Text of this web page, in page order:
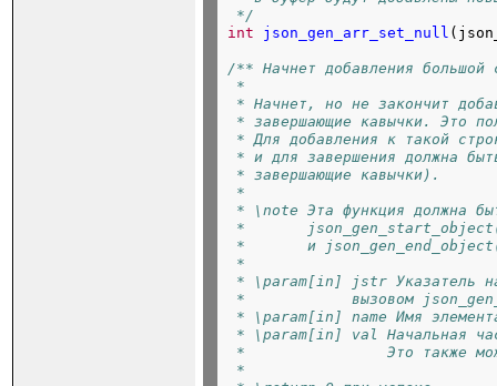
*/
int
json_gen_arr_set_null
/** Начнет добавления большой
*
* Начнет, но не закончит
* завершающие кавычки. Это
* Для добавления к такой
* и для завершения должна
* завершающие кавычки).
*
* \note Эта функция должна
*
*       и
*
* \param[in] jstr Указатель на
*            вызовом
* \param[in] name Имя
* \param[in] val Начальная
*                Это также
*